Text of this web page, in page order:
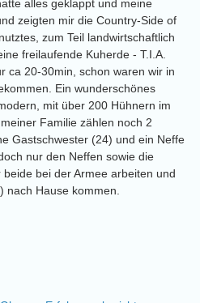
alles geklappt und meine
zeigten mir die Country-Side of
zum Teil landwirtschaftlich
freilaufende Kuherde - T.I.A.
ca 20-30min, schon waren wir in
Ein wunderschönes
mit über 200 Hühnern im
Familie zählen noch 2
Gastschwester (24) und ein Neffe
nur den Neffen sowie die
bei der Armee arbeiten und
nach Hause kommen.